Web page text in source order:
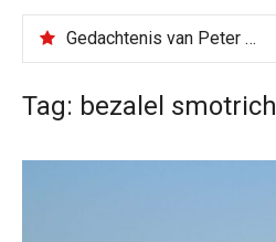
Gedachtenis van Peter Faber
Tag: bezalel smotrich